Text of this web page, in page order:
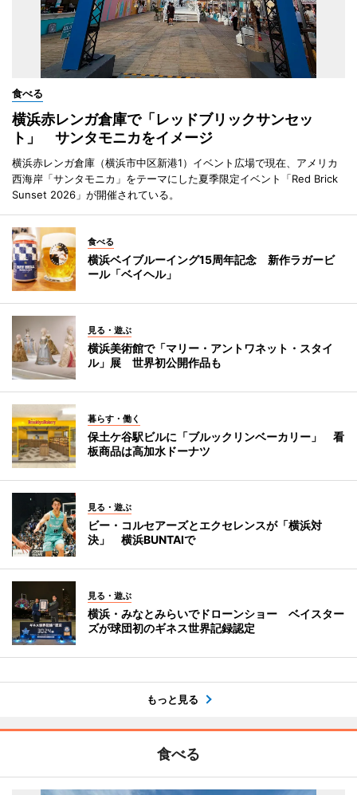
食べる
横浜赤レンガ倉庫で「レッドブリックサンセッ
ト」 サンタモニカをイメージ
横浜赤レンガ倉庫（横浜市中区新港1）イベント広場で現在、アメリカ
西海岸「サンタモニカ」をテーマにした夏季限定イベント「Red Brick
Sunset 2026」が開催されている。
食べる
横浜ベイブルーイング15周年記念 新作ラガービ
ール「ベイヘル」
見る・遊ぶ
横浜美術館で「マリー・アントワネット・スタイ
ル」展 世界初公開作品も
暮らす・働く
保土ケ谷駅ビルに「ブルックリンベーカリー」 看
板商品は高加水ドーナツ
見る・遊ぶ
ビー・コルセアーズとエクセレンスが「横浜対
決」 横浜BUNTAIで
見る・遊ぶ
横浜・みなとみらいでドローンショー ベイスター
ズが球団初のギネス世界記録認定
もっと見る
食べる